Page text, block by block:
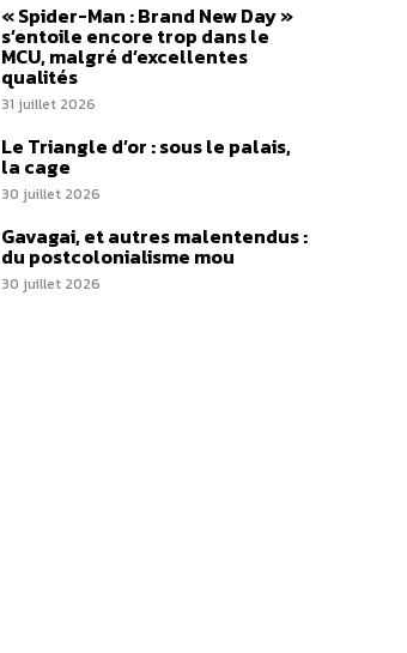
« Spider-Man : Brand New Day »
s’entoile encore trop dans le
MCU, malgré d’excellentes
qualités
31 juillet 2026
Le Triangle d’or : sous le palais,
la cage
30 juillet 2026
Gavagai, et autres malentendus :
du postcolonialisme mou
30 juillet 2026